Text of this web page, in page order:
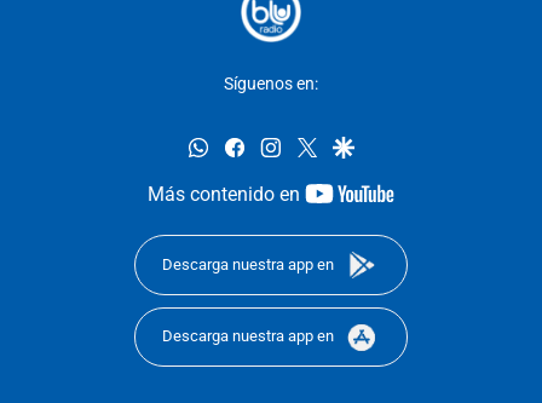
Síguenos en:
whatsappfacebookinstagram
twittergoogle
Más contenido en
youtube-
Descarga nuestra app en
Descarga nuestra app en